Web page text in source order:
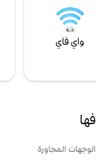
واي فاي
الوجهات المجاورة